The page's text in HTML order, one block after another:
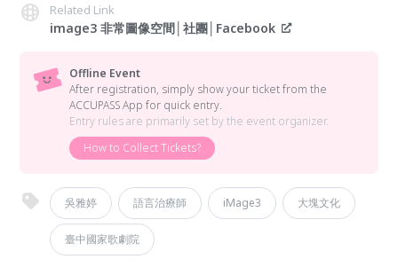
Related Link
image3 非常圖像空間│社團│Facebook
Offline Event
After registration, simply show your ticket from the
ACCUPASS App for quick entry.
Entry rules are primarily set by the event organizer.
How to Collect Tickets?
吳雅婷 語言治療師 iMage3 大塊文化
臺中國家歌劇院